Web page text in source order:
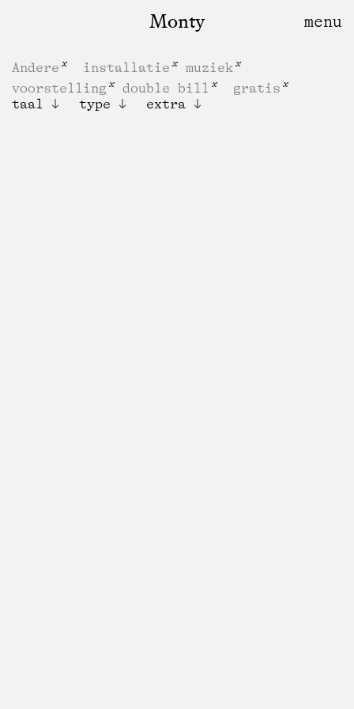
Monty
Andere installatie
muziek
voorstelling
double bill
gratis
taal
type extra